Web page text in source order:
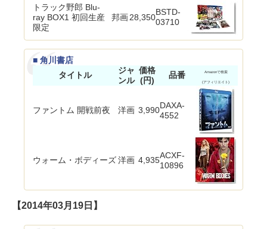
トラック野郎 Blu-
ray BOX1 初回生産
限定
邦画28,350
BSTD-
03710
■ 角川書店
タイトル
ジャ
ンル
価格
(円)
品番 Amazonで検索
(アフィリエイト)
ファントム 開戦前夜 洋画 3,990DAXA-
4552
ウォーム・ボディーズ洋画 4,935ACXF-
10896
【2014年03月19日】